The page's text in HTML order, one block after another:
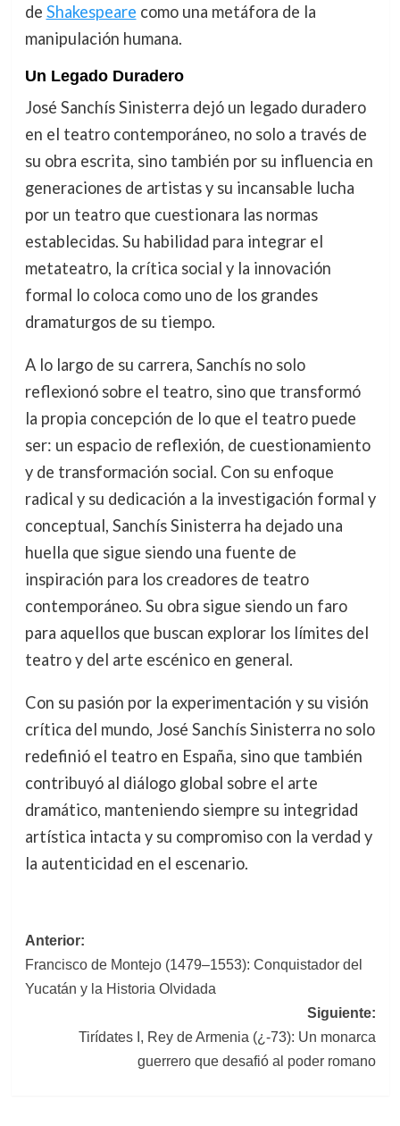
de Shakespeare como una metáfora de la
manipulación humana.
Un Legado Duradero
José Sanchís Sinisterra dejó un legado duradero
en el teatro contemporáneo, no solo a través de
su obra escrita, sino también por su influencia en
generaciones de artistas y su incansable lucha
por un teatro que cuestionara las normas
establecidas. Su habilidad para integrar el
metateatro, la crítica social y la innovación
formal lo coloca como uno de los grandes
dramaturgos de su tiempo.
A lo largo de su carrera, Sanchís no solo
reflexionó sobre el teatro, sino que transformó
la propia concepción de lo que el teatro puede
ser: un espacio de reflexión, de cuestionamiento
y de transformación social. Con su enfoque
radical y su dedicación a la investigación formal y
conceptual, Sanchís Sinisterra ha dejado una
huella que sigue siendo una fuente de
inspiración para los creadores de teatro
contemporáneo. Su obra sigue siendo un faro
para aquellos que buscan explorar los límites del
teatro y del arte escénico en general.
Con su pasión por la experimentación y su visión
crítica del mundo, José Sanchís Sinisterra no solo
redefinió el teatro en España, sino que también
contribuyó al diálogo global sobre el arte
dramático, manteniendo siempre su integridad
artística intacta y su compromiso con la verdad y
la autenticidad en el escenario.
Navegación
de
Anterior:
Francisco de Montejo (1479–1553): Conquistador del
Yucatán y la Historia Olvidada
Siguiente:
Tirídates I, Rey de Armenia (¿-73): Un monarca
guerrero que desafió al poder romano